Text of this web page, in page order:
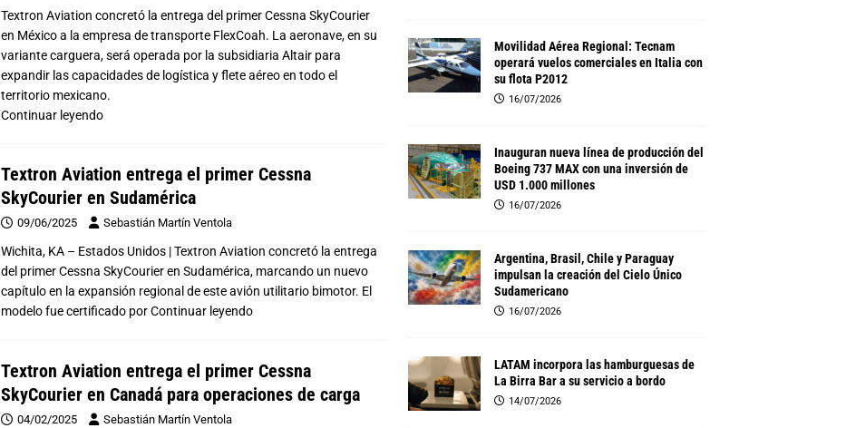
Textron Aviation concretó la entrega del primer Cessna SkyCourier
en México a la empresa de transporte FlexCoah. La aeronave, en su
variante carguera, será operada por la subsidiaria Altair para
expandir las capacidades de logística y flete aéreo en todo el
territorio mexicano.
Continuar leyendo
Textron Aviation entrega el primer Cessna
SkyCourier en Sudamérica
09/06/2025 Sebastián Martín Ventola
Wichita, KA – Estados Unidos | Textron Aviation concretó la entrega
del primer Cessna SkyCourier en Sudamérica, marcando un nuevo
capítulo en la expansión regional de este avión utilitario bimotor. El
modelo fue certificado porContinuar leyendo
Textron Aviation entrega el primer Cessna
SkyCourier en Canadá para operaciones de carga
04/02/2025 Sebastián Martín Ventola
Movilidad Aérea Regional: Tecnam
operará vuelos comerciales en Italia con
su flota P2012
16/07/2026
Inauguran nueva línea de producción del
Boeing 737 MAX con una inversión de
USD 1.000 millones
16/07/2026
Argentina, Brasil, Chile y Paraguay
impulsan la creación del Cielo Único
Sudamericano
16/07/2026
LATAM incorpora las hamburguesas de
La Birra Bar a su servicio a bordo
14/07/2026